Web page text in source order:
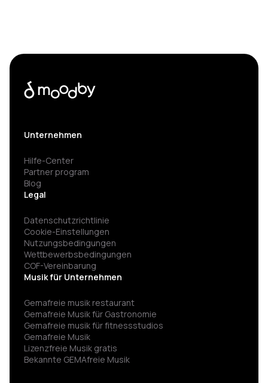
Unternehmen
Hilfe-Center
Partner program
Blog
Legal
Datenschutzrichtlinie
Cookie-Einstellungen
Nutzungsbedingungen
Wettbewerbsbedingungen
COF-Vereinbarung
Musik für Unternehmen
Gemafreie musik restaurant
Gemafreie Musik für Gastronomie
Gemafreie musik für fitness­studios
Gemafreie Musik
Lizenzfreie Musik gratis
Bekannte GEMAfreie Musik